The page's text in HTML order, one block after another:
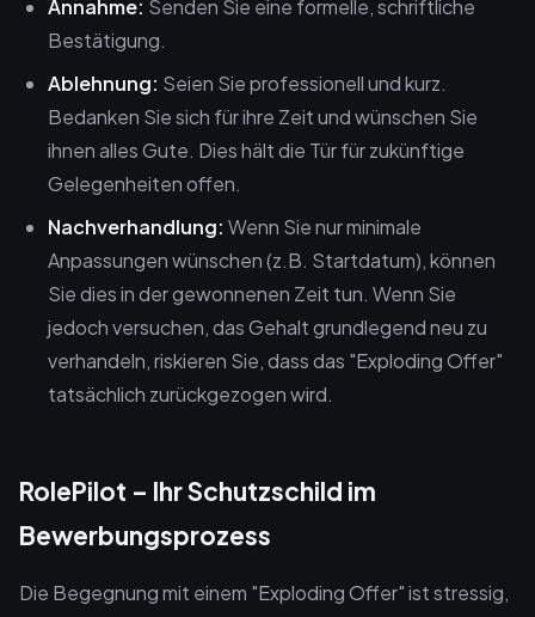
Annahme: Senden Sie eine formelle, schriftliche
Bestätigung.
Ablehnung: Seien Sie professionell und kurz.
Bedanken Sie sich für ihre Zeit und wünschen Sie
ihnen alles Gute. Dies hält die Tür für zukünftige
Gelegenheiten offen.
Nachverhandlung: Wenn Sie nur minimale
Anpassungen wünschen (z.B. Startdatum), können
Sie dies in der gewonnenen Zeit tun. Wenn Sie
jedoch versuchen, das Gehalt grundlegend neu zu
verhandeln, riskieren Sie, dass das "Exploding Offer"
tatsächlich zurückgezogen wird.
RolePilot – Ihr Schutzschild im
Bewerbungsprozess
Die Begegnung mit einem "Exploding Offer" ist stressig,